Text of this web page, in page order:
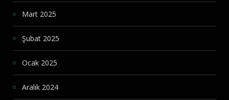
Mart 2025
Şubat 2025
Ocak 2025
Aralık 2024